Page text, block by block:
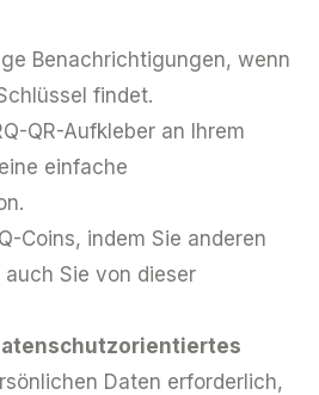
Benachrichtigungen, wenn
findet.
QR-Aufkleber an Ihrem
einfache
Coins, indem Sie anderen
Sie von dieser
Daten erforderlich,